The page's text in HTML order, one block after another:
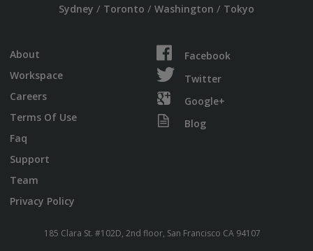
Sydney / Toronto / Washington / Tokyo
About
Workspace
Careers
Terms Of Use
Faq
Support
Team
Privacy Policy
Facebook
Twitter
Google+
Blog
185 Clara St. #102D, 2nd floor, San Francisco CA 94107